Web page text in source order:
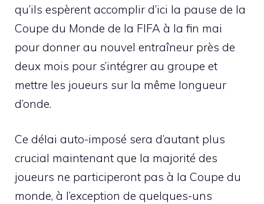
qu’ils espèrent accomplir d’ici la pause de la
Coupe du Monde de la FIFA à la fin mai
pour donner au nouvel entraîneur près de
deux mois pour s’intégrer au groupe et
mettre les joueurs sur la même longueur
d’onde.
Ce délai auto-imposé sera d’autant plus
crucial maintenant que la majorité des
joueurs ne participeront pas à la Coupe du
monde, à l’exception de quelques-uns